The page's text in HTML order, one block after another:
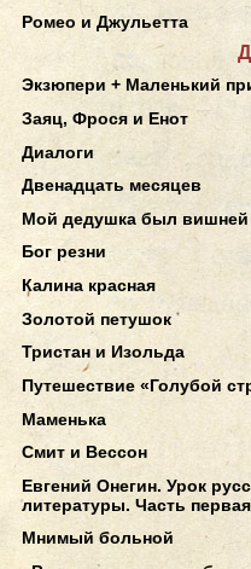
Ромео и Джульетта
Экзюпери + Маленький
Заяц, Фрося и Енот
Диалоги
Двенадцать месяцев
Мой дедушка был вишней
Бог резни
Калина красная
Золотой петушок
Тристан и Изольда
Путешествие «Голубой
Маменька
Смит и Вессон
Евгений Онегин. Урок
литературы. Часть первая
Мнимый больной